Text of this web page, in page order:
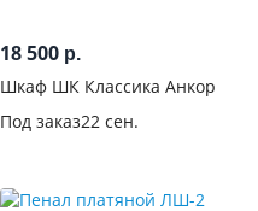
18 500 р.
Шкаф ШК Классика Анкор
Под заказ22 сен.